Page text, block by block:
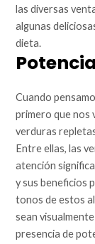
las diversas
algunas
dieta.
Cuando
primero que nos
verduras
Entre ellas, las
atención
y sus beneficios
tonos de estos
sean
presencia de